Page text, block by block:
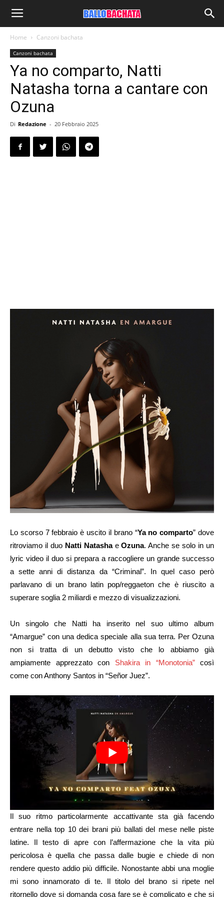
Home Canzoni bachata
Canzoni bachata
Ya no comparto, Natti
Natasha torna a cantare con
Ozuna
Di Redazione - 20 Febbraio 2025
Lo scorso 7 febbraio è uscito il brano “Ya no comparto” dove
ritroviamo il duo Natti NatashaeOzuna. Anche se solo in un
lyric video il duo si prepara a raccogliere un grande successo
a sette anni di distanza da “Criminal”. In quel caso però
parlavano di un brano latin pop/reggaeton che è riuscito a
superare soglia 2 miliardi e mezzo di visualizzazioni.
Un singolo che Natti ha inserito nel suo ultimo album
“Amargue” con una dedica speciale alla sua terra. Per Ozuna
non si tratta di un debutto visto che lo abbiamo già
ampiamente apprezzato con Shakira in “Monotonia”così
come con Anthony Santos in “Señor Juez”.
Il suo ritmo particolarmente accattivante sta già facendo
entrare nella top 10 dei brani più ballati del mese nelle piste
latine. Il testo di apre con l’affermazione che la vita più
pericolosa è quella che passa dalle bugie e chiede di non
rendere questo addio più difficile. Nonostante abbi una moglie
mi sono innamorato di te. Il titolo del brano si ripete nel
ritornello dove si domanda cosa fare se è complicato e che si